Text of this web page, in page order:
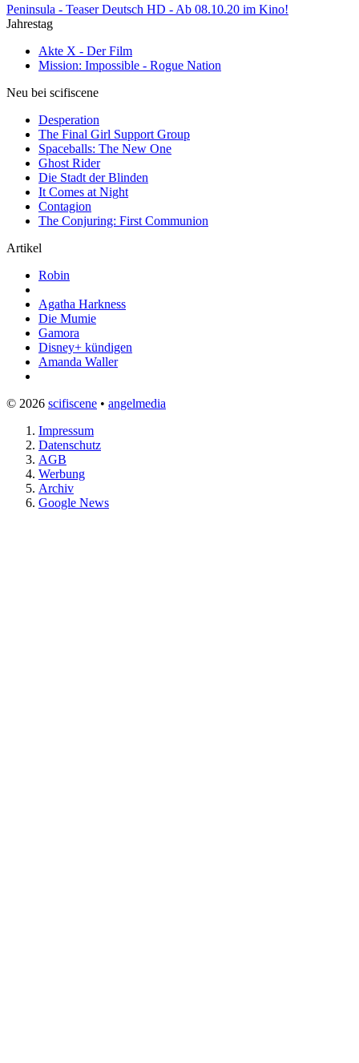
Peninsula - Teaser Deutsch HD - Ab 08.10.20 im Kino!
Jahrestag
Akte X - Der Film
Mission: Impossible - Rogue Nation
Neu bei scifiscene
Desperation
The Final Girl Support Group
Spaceballs: The New One
Ghost Rider
Die Stadt der Blinden
It Comes at Night
Contagion
The Conjuring: First Communion
Artikel
Robin
Agatha Harkness
Die Mumie
Gamora
Disney+ kündigen
Amanda Waller
© 2026 scifiscene • angelmedia
Impressum
Datenschutz
AGB
Werbung
Archiv
Google News